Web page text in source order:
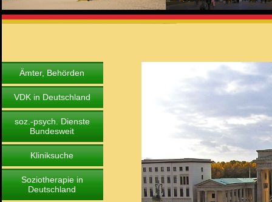
Ämter, Behörden
VDK in Deutschland
soz.-psych. Dienste
Bundesweit
Kliniksuche
Soziotherapie in
Deutschland